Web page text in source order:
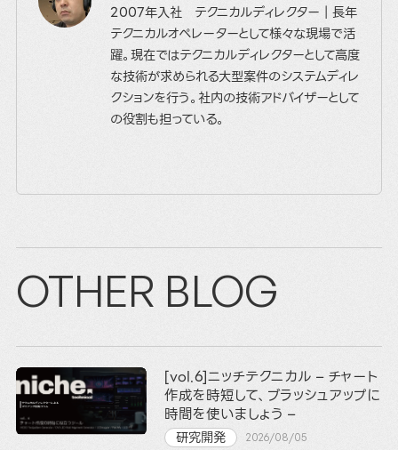
2007年入社 テクニカルディレクター｜長年
テクニカルオペレーターとして様々な現場で活
躍。現在ではテクニカルディレクターとして高度
な技術が求められる大型案件のシステムディレ
クションを行う。社内の技術アドバイザーとして
の役割も担っている。
OTHER BLOG
[vol.6]ニッチテクニカル – チャート
作成を時短して、ブラッシュアップに
時間を使いましょう –
研究開発 2026/08/05